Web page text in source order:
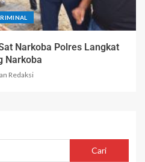
Narkoba Polres Langkat
Narkoba
Redaksi
Cari